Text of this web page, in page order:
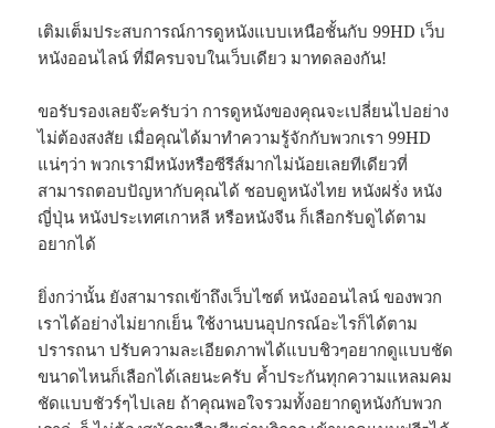
เติมเต็มประสบการณ์การดูหนังแบบเหนือชั้นกับ 99HD เว็บ
หนังออนไลน์ ที่มีครบจบในเว็บเดียว มาทดลองกัน!
ขอรับรองเลยจ๊ะครับว่า การดูหนังของคุณจะเปลี่ยนไปอย่าง
ไม่ต้องสงสัย เมื่อคุณได้มาทำความรู้จักกับพวกเรา 99HD
แน่ๆว่า พวกเรามีหนังหรือซีรีส์มากไม่น้อยเลยทีเดียวที่
สามารถตอบปัญหากับคุณได้ ชอบดูหนังไทย หนังฝรั่ง หนัง
ญี่ปุ่น หนังประเทศเกาหลี หรือหนังจีน ก็เลือกรับดูได้ตาม
อยากได้
ยิ่งกว่านั้น ยังสามารถเข้าถึงเว็บไซต์ หนังออนไลน์ ของพวก
เราได้อย่างไม่ยากเย็น ใช้งานบนอุปกรณ์อะไรก็ได้ตาม
ปรารถนา ปรับความละเอียดภาพได้แบบชิวๆอยากดูแบบชัด
ขนาดไหนก็เลือกได้เลยนะครับ ค้ำประกันทุกความแหลมคม
ชัดแบบชัวร์ๆไปเลย ถ้าคุณพอใจรวมทั้งอยากดูหนังกับพวก